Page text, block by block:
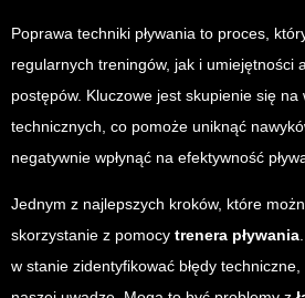
Poprawa techniki pływania to proces,
regularnych treningów, jak i umiejętności
postępów. Kluczowe jest skupienie się na
technicznych, co pomoże uniknąć
negatywnie wpłynąć na efektywność
Jednym z najlepszych kroków, które
skorzystanie z pomocy trenera pływania
w stanie zidentyfikować błędy